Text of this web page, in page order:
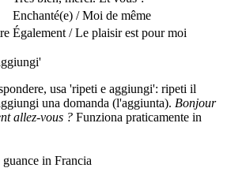
Enchanté(e) / Moi de même
Également / Le plaisir est pour moi
usa 'ripeti e aggiungi': ripeti il
una domanda (l'aggiunta). Bonjour
allez-vous ? Funziona praticamente in
in Francia